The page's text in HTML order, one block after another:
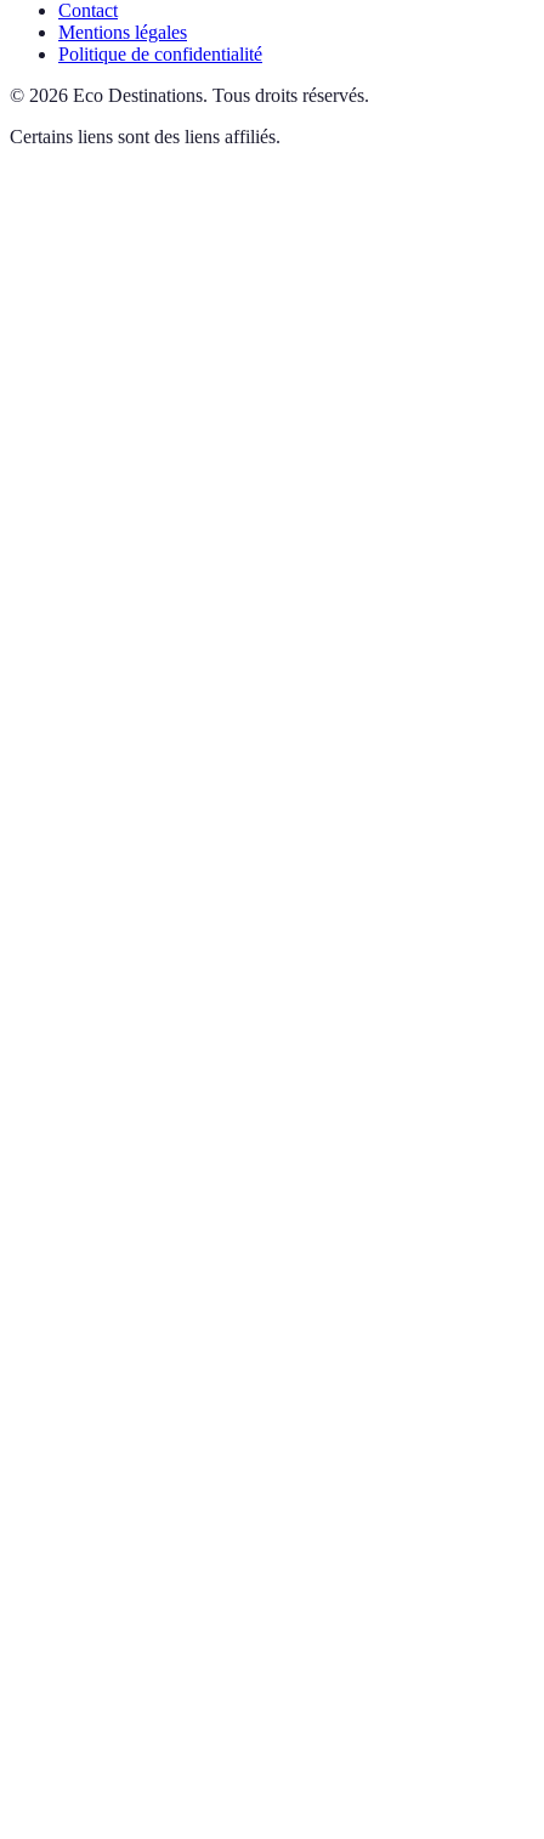
Contact
Mentions légales
Politique de confidentialité
© 2026 Eco Destinations. Tous droits réservés.
Certains liens sont des liens affiliés.